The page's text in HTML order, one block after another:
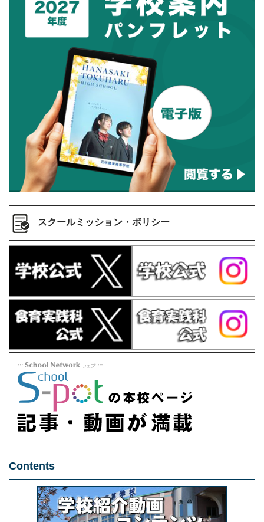
スクールミッション・ポリシー
Contents